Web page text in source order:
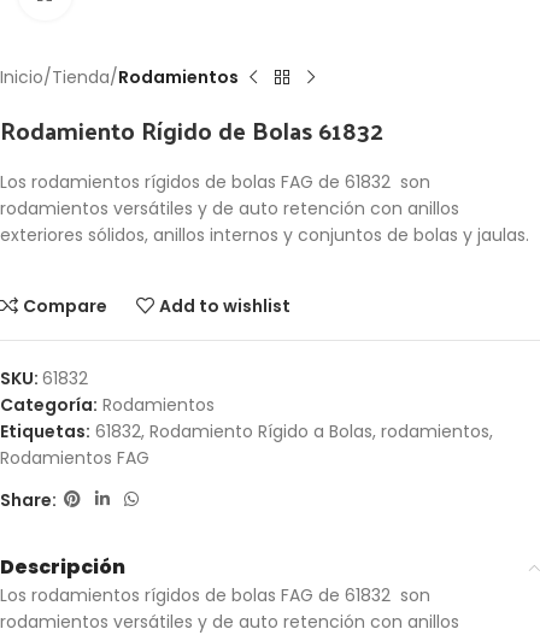
Inicio Tienda Rodamientos
Rodamiento Rígido de Bolas 61832
Los rodamientos rígidos de bolas FAG de 61832 son
rodamientos versátiles y de auto retención con anillos
exteriores sólidos, anillos internos y conjuntos de bolas y jaulas.
Compare Add to wishlist
SKU: 61832
Categoría: Rodamientos
Etiquetas: 61832, Rodamiento Rígido a Bolas, rodamientos,
Rodamientos FAG
Share:
Descripción
Los rodamientos rígidos de bolas FAG de 61832 son
rodamientos versátiles y de auto retención con anillos